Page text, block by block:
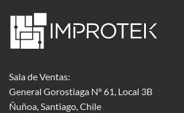
Sala de Ventas:
General Gorostiaga Nº 61, Local 3B
Ñuñoa, Santiago, Chile